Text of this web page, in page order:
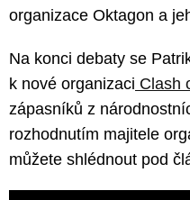
organizace Oktagon a
Na konci debaty se
k nové organizaci Clash
zápasníků z
rozhodnutím majitele
můžete shlédnout pod